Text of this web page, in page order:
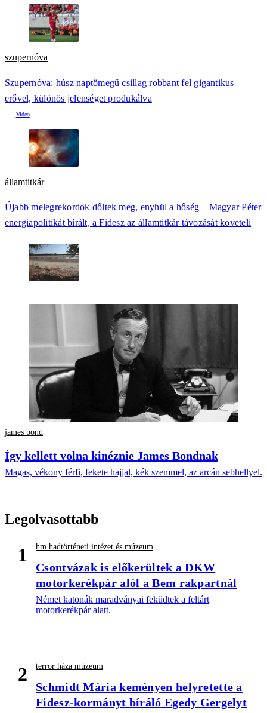
szupernóva
Szupernóva: húsz naptömegű csillag robbant fel gigantikus
erővel, különös jelenséget produkálva
államtitkár
Újabb melegrekordok dőltek meg, enyhül a hőség – Magyar Péter
energiapolitikát bírált, a Fidesz az államtitkár távozását követeli
james bond
Így kellett volna kinéznie James Bondnak
Magas, vékony férfi, fekete hajjal, kék szemmel, az arcán sebhellyel.
Legolvasottabb
1 hm hadtörténeti intézet és múzeum
Csontvázak is előkerültek a DKW
motorkerékpár alól a Bem rakpartnál
Német katonák maradványai feküdtek a feltárt
motorkerékpár alatt.
2 terror háza múzeum
Schmidt Mária keményen helyretette a
Fidesz-kormányt bíráló Egedy Gergelyt